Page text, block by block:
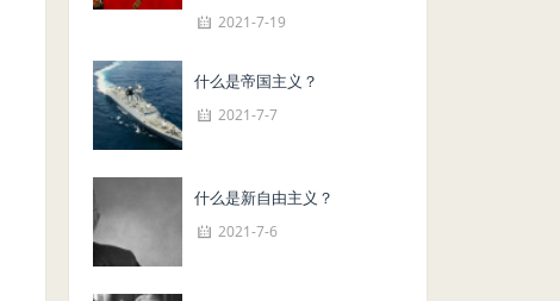
2021-7-19
什么是帝国主义？
2021-7-7
什么是新自由主义？
2021-7-6